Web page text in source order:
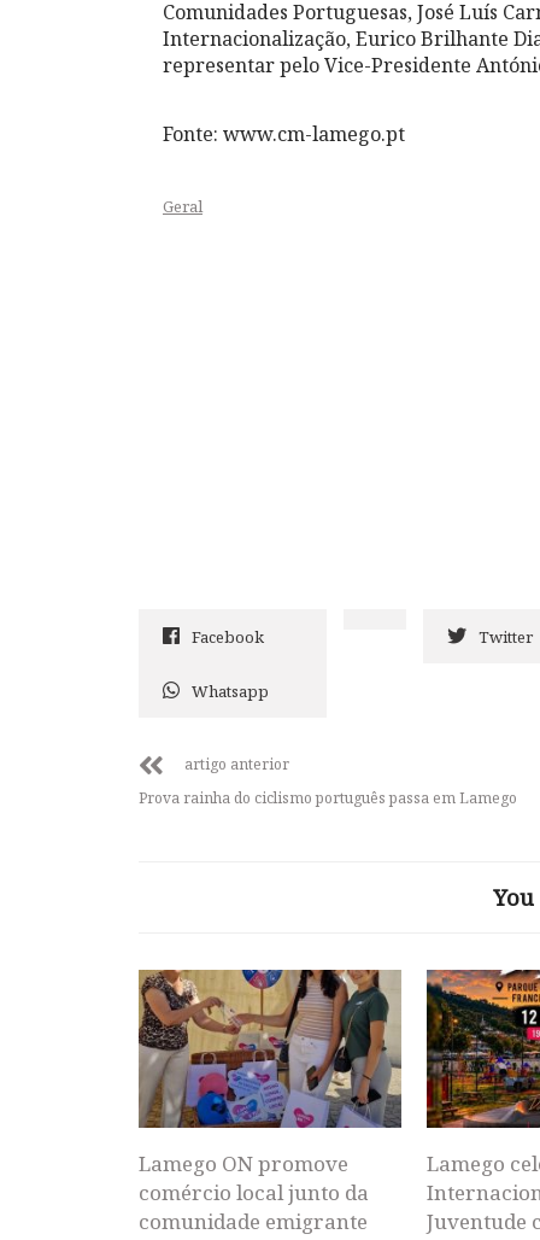
Comunidades Portuguesas, José Luís
Internacionalização, Eurico Brilhante
representar pelo Vice-Presidente
Fonte: www.cm-lamego.pt
Geral
Facebook Twitter
Whatsapp
artigo anterior
Prova rainha do ciclismo português passa em Lamego
Lamego ON promove
comércio local junto da
comunidade emigrante
Lamego
Juventude